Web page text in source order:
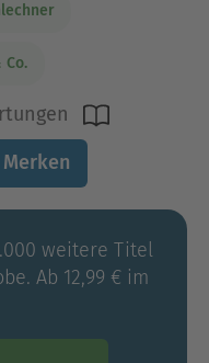
Co.
Merken
weitere Titel
Ab 12,99 € im